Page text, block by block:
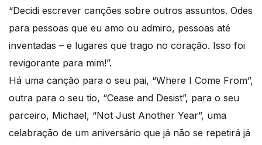
“Decidi escrever canções sobre outros assuntos. Odes
para pessoas que eu amo ou admiro, pessoas até
inventadas – e lugares que trago no coração. Isso foi
revigorante para mim!”.
Há uma canção para o seu pai, “Where I Come From”,
outra para o seu tio, “Cease and Desist”, para o seu
parceiro, Michael, “Not Just Another Year”, uma
celabração de um aniversário que já não se repetirá já